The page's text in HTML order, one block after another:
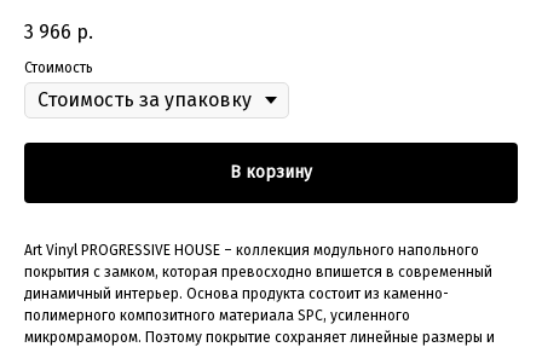
3 966 р.
Стоимость
В корзину
Art Vinyl PROGRESSIVE HOUSE – коллекция модульного напольного
покрытия с замком, которая превосходно впишется в современный
динамичный интерьер. Основа продукта состоит из каменно-
полимерного композитного материала SPC, усиленного
микромрамором. Поэтому покрытие сохраняет линейные размеры и